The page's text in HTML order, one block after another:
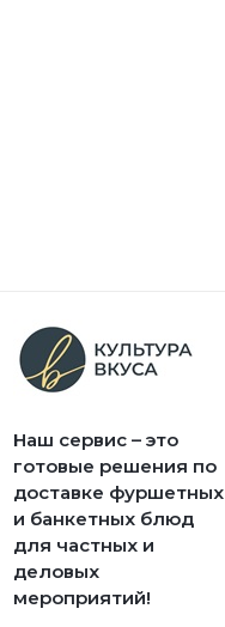
Наш сервис – это
готовые решения по
доставке фуршетных
и банкетных блюд
для частных и
деловых
мероприятий!